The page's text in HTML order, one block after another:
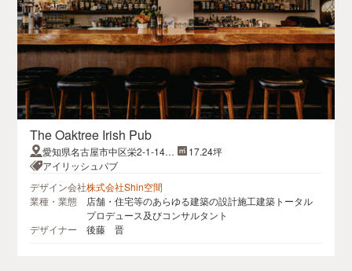
The Oaktree Irish Pub
愛知県名古屋市中区栄2-1-14コ
モングラウンドビルB1F
17.24坪
アイリッシュパブ
デザイン会社株式会社Shin空間
業種・業態
店舗・住宅等のあらゆる建築の設計施工建築トータル
プロデュース及びコンサルタント
デザイナー
後藤 晋